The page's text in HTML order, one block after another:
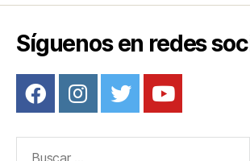
Síguenos en redes